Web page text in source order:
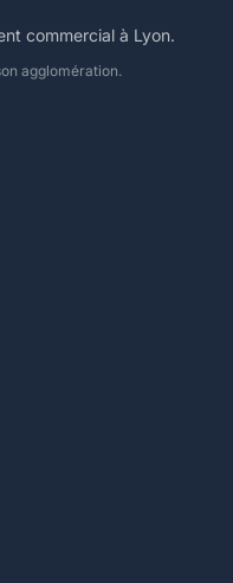
commercial à Lyon.
agglomération.